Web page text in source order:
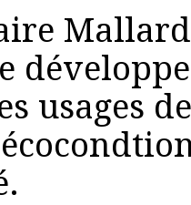
usages